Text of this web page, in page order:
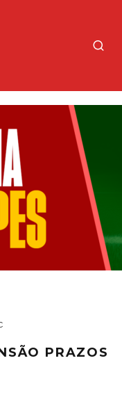
PRAZOS